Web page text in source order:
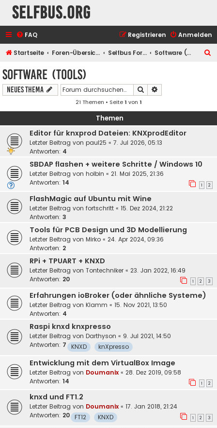
selfbus.org
FAQ Anmelden
Registrieren
Startseite Foren-Übersicht Selfbus Foren Software (Tools)
Software (Tools)
Neues Thema Suche
21 Themen • Seite1 von 1
Themen
Editor für knxprod Dateien: KNXprodEditor
Letzter Beitrag von paul25 « 7. Jul 2026, 05:13
Antworten: 4
SBDAP flashen + weitere Schritte / Windows 10
Letzter Beitrag von holbin « 21. Mai 2025, 21:36
Antworten: 14 1 2
FlashMagic auf Ubuntu mit Wine
Letzter Beitrag von fortschritt « 15. Dez 2024, 21:22
Antworten: 3
Tools für PCB Design und 3D Modellierung
Letzter Beitrag von Mirko « 24. Apr 2024, 09:36
Antworten: 2
RPi + TPUART + KNXD
Letzter Beitrag von Tontechniker « 23. Jan 2022, 16:49
Antworten: 20 1 2 3
Erfahrungen ioBroker (oder ähnliche Systeme)
Letzter Beitrag von Klamm « 15. Nov 2021, 13:50
Antworten: 4
Raspi knxd knxpresso
Letzter Beitrag von Darthyson « 9. Jul 2021, 14:50
Antworten: 7 KNXD knXpresso
Entwicklung mit dem VirtualBox Image
Letzter Beitrag von Doumanix « 28. Dez 2019, 09:58
Antworten: 14 1 2
knxd und FT1.2
Letzter Beitrag von Doumanix « 17. Jan 2018, 21:24
Antworten: 20 1 2 3
FT12 KNXD